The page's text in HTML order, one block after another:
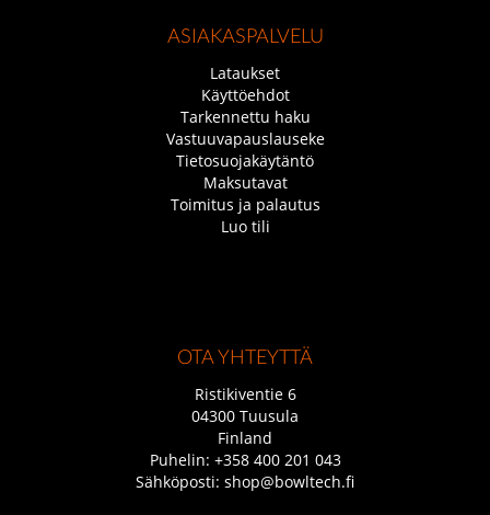
ASIAKASPALVELU
Lataukset
Käyttöehdot
Tarkennettu haku
Vastuuvapauslauseke
Tietosuojakäytäntö
Maksutavat
Toimitus ja palautus
Luo tili
OTA YHTEYTTÄ
Ristikiventie 6
04300 Tuusula
Finland
Puhelin: +358 400 201 043
Sähköposti: shop@bowltech.fi